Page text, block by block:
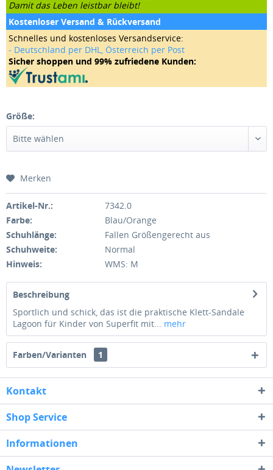
Damit das Leben leistbar bleibt!
Kostenloser Versand & Rückversand
Schnelles und kostenloses Versandservice:
- Deutschland per DHL, Österreich per Post
Sicher shoppen und 99% zufriedene Kunden:
Größe:
Merken
Artikel-Nr.:
7342.0
Farbe:
Blau/Orange
Schuhlänge:
Fallen Größengerecht aus
Schuhweite:
Normal
Hinweis:
WMS: M
Beschreibung
Sportlich und schick, das ist die praktische Klett-Sandale
Lagoon für Kinder von Superfit mit... mehr
Farben/Varianten 1
Kontakt
Shop Service
Informationen